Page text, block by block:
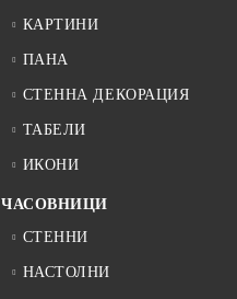
КАРТИНИ
ПАНА
СТЕННА ДЕКОРАЦИЯ
ТАБЕЛИ
ИКОНИ
ЧАСОВНИЦИ
СТЕННИ
НАСТОЛНИ